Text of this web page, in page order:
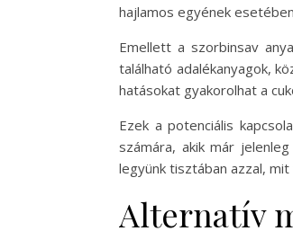
hajlamos egyének
Emellett a szorbinsav
található adalékanyagok,
hatásokat gyakorolhat a
Ezek a potenciális
számára, akik már
legyünk tisztában azzal,
Alternatív